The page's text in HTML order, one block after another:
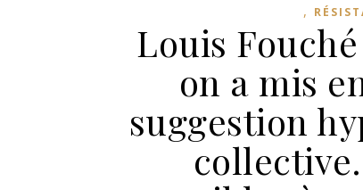
,
Louis
on a mis
suggestion